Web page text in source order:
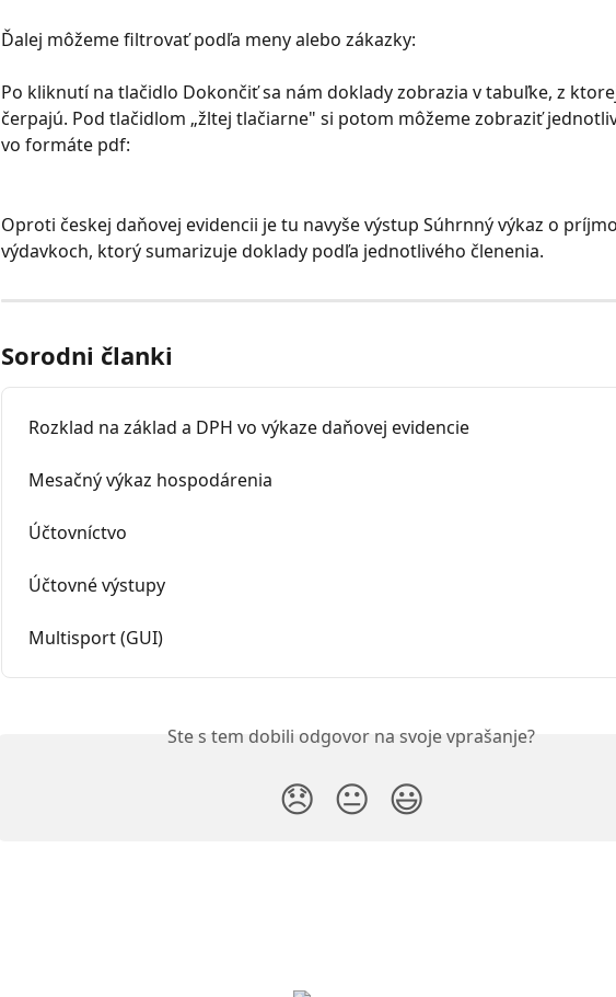
Ďalej môžeme filtrovať podľa meny alebo zákazky:
Po kliknutí na tlačidlo Dokončiť sa nám doklady zobrazia v tabuľke, z
čerpajú. Pod tlačidlom „žltej tlačiarne" si potom môžeme zobraziť
vo formáte pdf:
Oproti českej daňovej evidencii je tu navyše výstup Súhrnný výkaz o
výdavkoch, ktorý sumarizuje doklady podľa jednotlivého členenia.
Sorodni članki
Rozklad na základ a DPH vo výkaze daňovej evidencie
Mesačný výkaz hospodárenia
Účtovníctvo
Účtovné výstupy
Multisport (GUI)
Ste s tem dobili odgovor na svoje vprašanje?
😞 😐 😃